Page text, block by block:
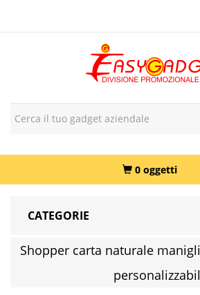
0 oggetti
CATEGORIE
Shopper carta naturale